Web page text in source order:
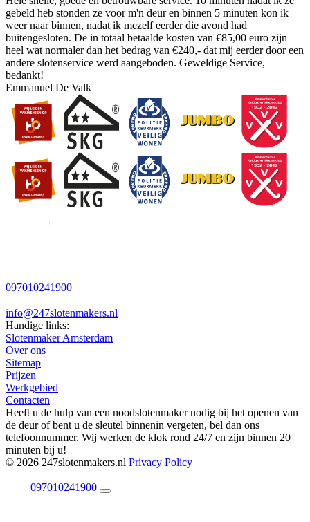
gebeld heb stonden ze voor m'n deur en binnen 5 minuten kon ik
weer naar binnen, nadat ik mezelf eerder die avond had
buitengesloten. De in totaal betaalde kosten van €85,00 euro zijn
heel wat normaler dan het bedrag van €240,- dat mij eerder door een
andere slotenservice werd aangeboden. Geweldige Service,
bedankt!
Emmanuel De Valk
097010241900
info@247slotenmakers.nl
Handige links:
Slotenmaker Amsterdam
Over ons
Sitemap
Prijzen
Werkgebied
Contacten
Heeft u de hulp van een noodslotenmaker nodig bij het openen van
de deur of bent u de sleutel binnenin vergeten, bel dan ons
telefoonnummer. Wij werken de klok rond 24/7 en zijn binnen 20
minuten bij u!
© 2026 247slotenmakers.nl Privacy Policy
097010241900